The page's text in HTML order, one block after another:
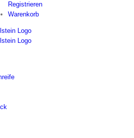
Registrieren
Warenkorb